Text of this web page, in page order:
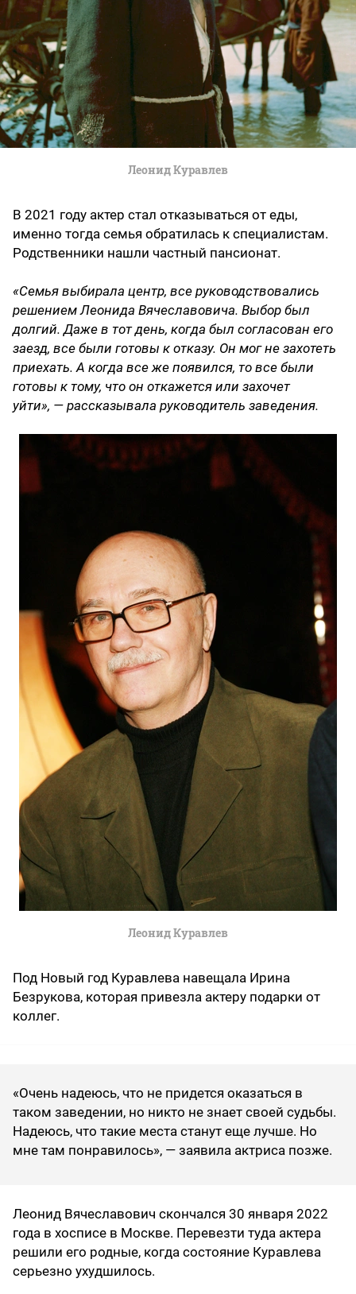
Леонид Куравлев
В 2021 году актер стал отказываться от еды,
именно тогда семья обратилась к специалистам.
Родственники нашли частный пансионат.
«Семья выбирала центр, все руководствовались
решением Леонида Вячеславовича. Выбор был
долгий. Даже в тот день, когда был согласован его
заезд, все были готовы к отказу. Он мог не захотеть
приехать. А когда все же появился, то все были
готовы к тому, что он откажется или захочет
уйти», — рассказывала руководитель заведения.
Леонид Куравлев
Под Новый год Куравлева навещала Ирина
Безрукова, которая привезла актеру подарки от
коллег.
«Очень надеюсь, что не придется оказаться в
таком заведении, но никто не знает своей судьбы.
Надеюсь, что такие места станут еще лучше. Но
мне там понравилось», — заявила актриса позже.
Леонид Вячеславович скончался 30 января 2022
года в хосписе в Москве. Перевезти туда актера
решили его родные, когда состояние Куравлева
серьезно ухудшилось.